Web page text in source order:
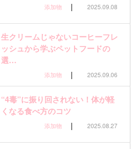
添加物 | 2025.09.08
生クリームじゃないコーヒーフレ
ッシュから学ぶペットフードの
選…
添加物 | 2025.09.06
“4毒”に振り回されない！体が軽
くなる食べ方のコツ
添加物 | 2025.08.27